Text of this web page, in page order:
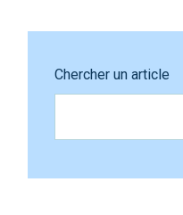
Chercher un article